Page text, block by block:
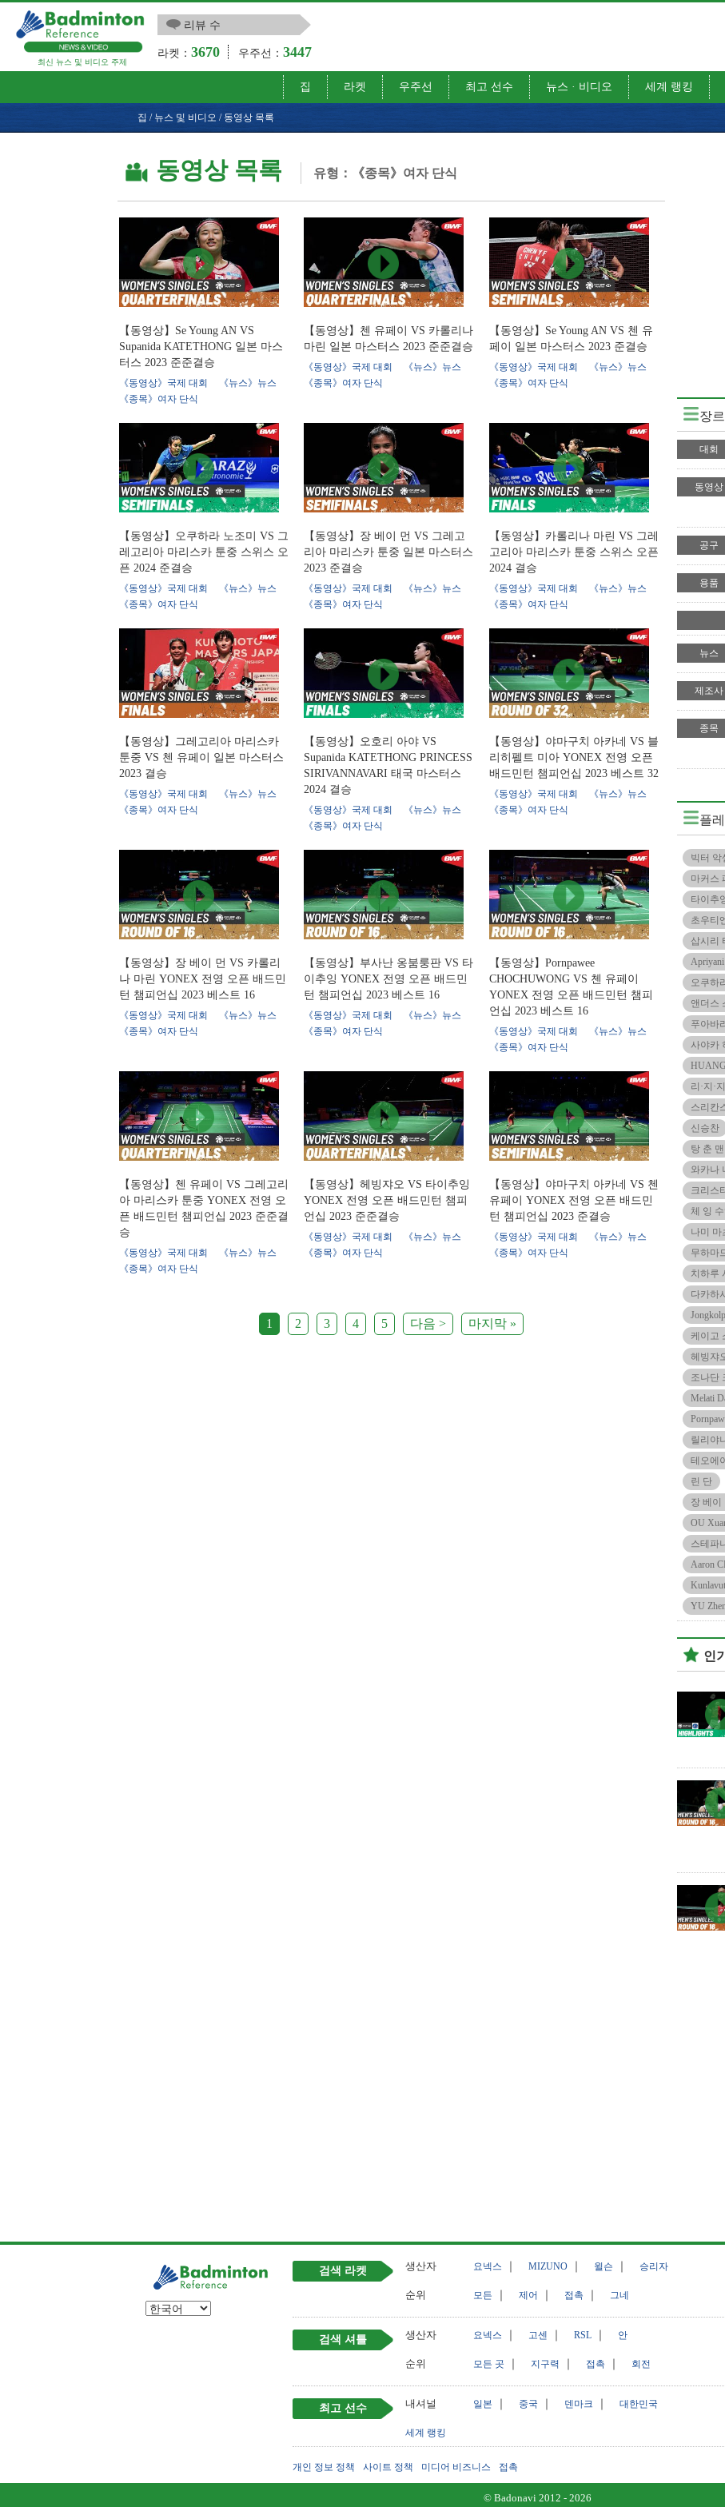
최신 뉴스 및 비디오 주제
리뷰 수
라켓：3670 우주선：3447
집 라켓 우주선 최고 선수 뉴스 · 비디오 세계 랭킹
집 / 뉴스 및 비디오 / 동영상 목록
동영상 목록 유형：《종목》여자 단식
【동영상】Se Young AN VS
Supanida KATETHONG 일본 마스
터스 2023 준준결승
《동영상》국제 대회
《뉴스》뉴스
《종목》여자 단식
【동영상】첸 유페이 VS 카롤리나
마린 일본 마스터스 2023 준준결승
《동영상》국제 대회
《뉴스》뉴스
《종목》여자 단식
【동영상】Se Young AN VS 첸 유
페이 일본 마스터스 2023 준결승
《동영상》국제 대회
《뉴스》뉴스
《종목》여자 단식
【동영상】오쿠하라 노조미 VS 그
레고리아 마리스카 툰중 스위스 오
픈 2024 준결승
《동영상》국제 대회
《뉴스》뉴스
《종목》여자 단식
【동영상】장 베이 먼 VS 그레고
리아 마리스카 툰중 일본 마스터스
2023 준결승
《동영상》국제 대회
《뉴스》뉴스
《종목》여자 단식
【동영상】카롤리나 마린 VS 그레
고리아 마리스카 툰중 스위스 오픈
2024 결승
《동영상》국제 대회
《뉴스》뉴스
《종목》여자 단식
【동영상】그레고리아 마리스카
툰중 VS 첸 유페이 일본 마스터스
2023 결승
《동영상》국제 대회
《뉴스》뉴스
《종목》여자 단식
【동영상】오호리 아야 VS
Supanida KATETHONG PRINCESS
SIRIVANNAVARI 태국 마스터스
2024 결승
《동영상》국제 대회
《뉴스》뉴스
《종목》여자 단식
【동영상】야마구치 아카네 VS 블
리히펠트 미아 YONEX 전영 오픈
배드민턴 챔피언십 2023 베스트 32
《동영상》국제 대회
《뉴스》뉴스
《종목》여자 단식
【동영상】장 베이 먼 VS 카롤리
나 마린 YONEX 전영 오픈 배드민
턴 챔피언십 2023 베스트 16
《동영상》국제 대회
《뉴스》뉴스
《종목》여자 단식
【동영상】부사난 옹붐룽판 VS 타
이추잉 YONEX 전영 오픈 배드민
턴 챔피언십 2023 베스트 16
《동영상》국제 대회
《뉴스》뉴스
《종목》여자 단식
【동영상】Pornpawee
CHOCHUWONG VS 첸 유페이
YONEX 전영 오픈 배드민턴 챔피
언십 2023 베스트 16
《동영상》국제 대회
《뉴스》뉴스
《종목》여자 단식
【동영상】첸 유페이 VS 그레고리
아 마리스카 툰중 YONEX 전영 오
픈 배드민턴 챔피언십 2023 준준결
승
《동영상》국제 대회
《뉴스》뉴스
《종목》여자 단식
【동영상】헤빙쟈오 VS 타이추잉
YONEX 전영 오픈 배드민턴 챔피
언십 2023 준준결승
《동영상》국제 대회
《뉴스》뉴스
《종목》여자 단식
【동영상】야마구치 아카네 VS 첸
유페이 YONEX 전영 오픈 배드민
턴 챔피언십 2023 준결승
《동영상》국제 대회
《뉴스》뉴스
《종목》여자 단식
1 2 3 4 5 다음 > 마지막 »
장
대회
동영상
공구
용품
뉴스
제조사
종목
플
빅터 악
마커스
타이추
초우티
삽시리
오쿠하
앤더스
푸아바
사야카
리·지·
스리칸
신승찬
탕 춘 맨
와카나
크리스
체 잉
나미 마
무하마
치하루
다카하
케이고
헤빙쟈
조나단
Melati
릴리야
테오에이
린 단
장 베이
OU
스테파
Aaron
YU
인
검색 라켓 생산자 요넥스 MIZUNO 윌슨 승리자
순위 모든 제어 접촉 그네
검색 셔틀 생산자 요넥스 고센 RSL 안
순위 모든 곳 지구력 접촉 회전
최고 선수 내셔널 일본 중국 덴마크 대한민국
세계 랭킹
개인 정보 정책 사이트 정책 미디어 비즈니스 접촉
© Badonavi 2012 - 2026